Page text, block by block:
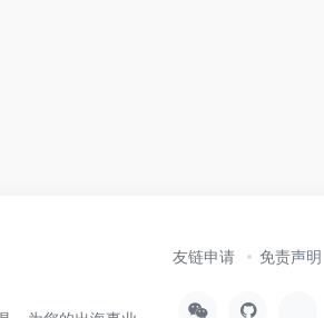
友链申请 免责声明